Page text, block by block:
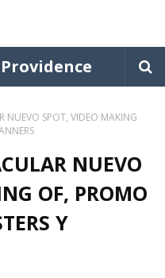
NUEVO SPOT, VIDEO MAKING
NUEVO
OF, PROMO
Y